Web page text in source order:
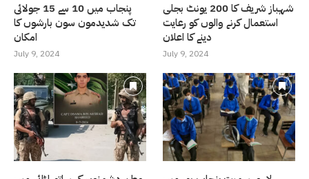
پنجاب میں 10 سے 15 جولائی
تک شدیدمون سون بارشوں کا
امکان
July 9, 2024
شہباز شریف کا 200 یونٹ بجلی
استعمال کرنے والوں کو رعایت
دینے کا اعلان
July 9, 2024